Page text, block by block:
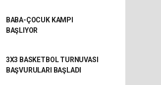
BABA-ÇOCUK KAMPI
BAŞLIYOR
3X3 BASKETBOL TURNUVASI
BAŞVURULARI BAŞLADI